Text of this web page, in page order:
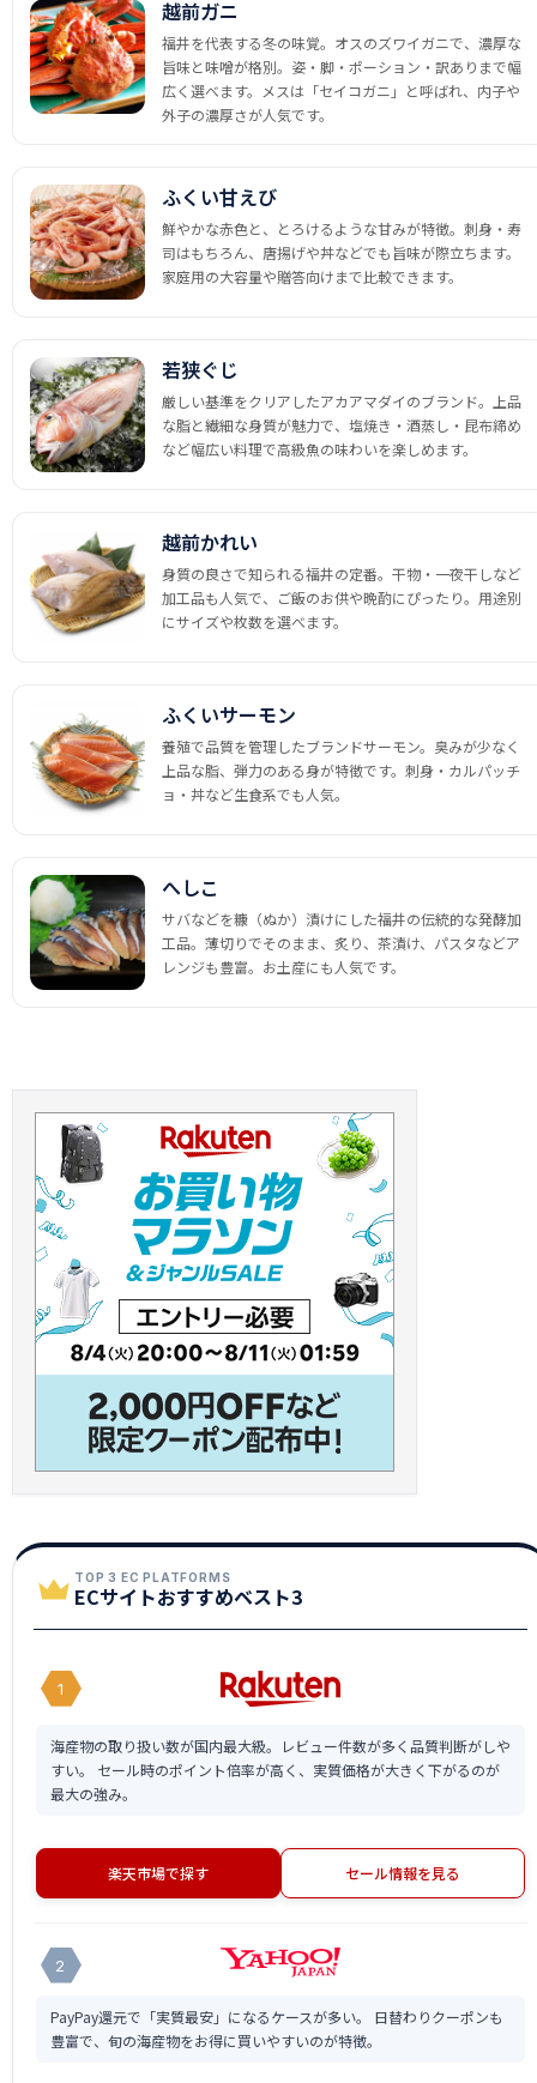
越前ガニ
福井を代表する冬の味覚。オスのズワイガニで、濃厚な
旨味と味噌が格別。姿・脚・ポーション・訳ありまで幅
広く選べます。メスは「セイコガニ」と呼ばれ、内子や
外子の濃厚さが人気です。
ふくい甘えび
鮮やかな赤色と、とろけるような甘みが特徴。刺身・寿
司はもちろん、唐揚げや丼などでも旨味が際立ちます。
家庭用の大容量や贈答向けまで比較できます。
若狭ぐじ
厳しい基準をクリアしたアカアマダイのブランド。上品
な脂と繊細な身質が魅力で、塩焼き・酒蒸し・昆布締め
など幅広い料理で高級魚の味わいを楽しめます。
越前かれい
身質の良さで知られる福井の定番。干物・一夜干しなど
加工品も人気で、ご飯のお供や晩酌にぴったり。用途別
にサイズや枚数を選べます。
ふくいサーモン
養殖で品質を管理したブランドサーモン。臭みが少なく
上品な脂、弾力のある身が特徴です。刺身・カルパッチ
ョ・丼など生食系でも人気。
へしこ
サバなどを糠（ぬか）漬けにした福井の伝統的な発酵加
工品。薄切りでそのまま、炙り、茶漬け、パスタなどア
レンジも豊富。お土産にも人気です。
TOP 3 EC PLATFORMS
ECサイトおすすめベスト3
1
海産物の取り扱い数が国内最大級。レビュー件数が多く品質判断がしや
すい。 セール時のポイント倍率が高く、実質価格が大きく下がるのが
最大の強み。
楽天市場で探す セール情報を見る
2
PayPay還元で「実質最安」になるケースが多い。 日替わりクーポンも
豊富で、旬の海産物をお得に買いやすいのが特徴。